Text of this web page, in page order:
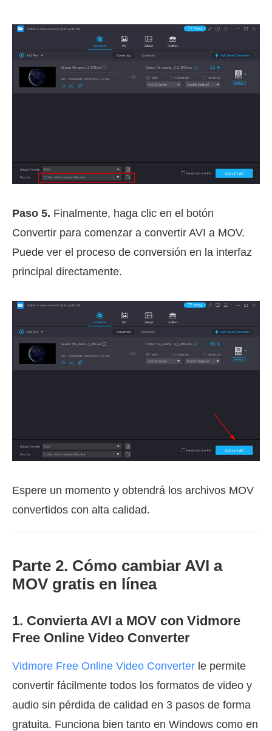
Paso 5. Finalmente, haga clic en el botón
Convertir para comenzar a convertir AVI a MOV.
Puede ver el proceso de conversión en la interfaz
principal directamente.
Espere un momento y obtendrá los archivos MOV
convertidos con alta calidad.
Parte 2. Cómo cambiar AVI a
MOV gratis en línea
1. Convierta AVI a MOV con Vidmore
Free Online Video Converter
Vidmore Free Online Video Converter le permite
convertir fácilmente todos los formatos de video y
audio sin pérdida de calidad en 3 pasos de forma
gratuita. Funciona bien tanto en Windows como en